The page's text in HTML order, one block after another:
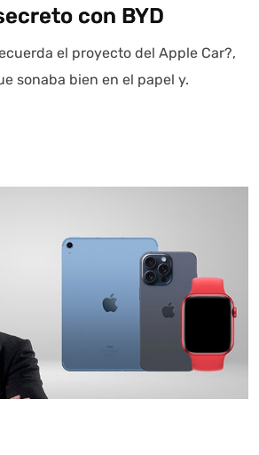
con BYD
el proyecto del Apple Car?,
sonaba bien en el papel y.